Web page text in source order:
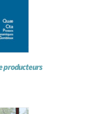
producteurs